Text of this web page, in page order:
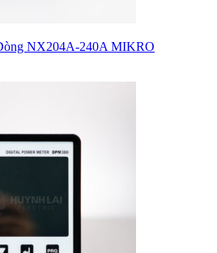
NX204A-240A MIKRO